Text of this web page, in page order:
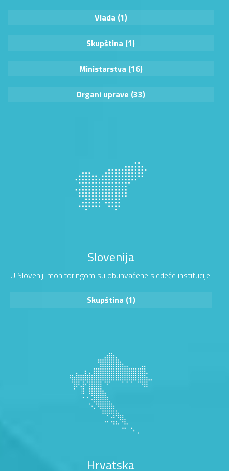
Vlada (1)
Skupština (1)
Ministarstva (16)
Organi uprave (33)
Slovenija
U Sloveniji monitoringom su obuhvaćene sledeće institucije:
Skupština (1)
Hrvatska